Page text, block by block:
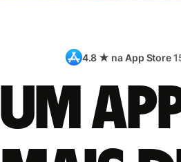
4.8 ★ na App Store
Um